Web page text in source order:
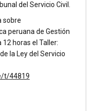
del Servicio Civil.
sobre
peruana de Gestión
12 horas el Taller:
la Ley del Servicio
t/44819